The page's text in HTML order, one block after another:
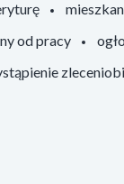
od pracy